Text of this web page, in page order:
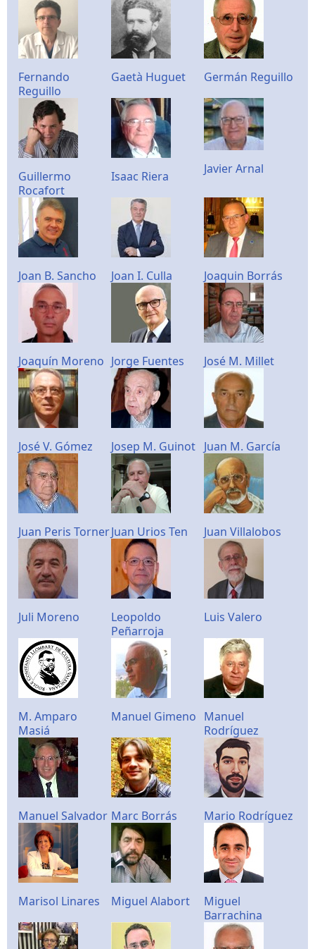
Fernando
Reguillo
Gaetà Huguet Germán Reguillo
Guillermo
Rocafort
Isaac Riera Javier Arnal
Joan B. Sancho Joan I. Culla Joaquin Borrás
Joaquín Moreno Jorge Fuentes José M. Millet
José V. Gómez Josep M. Guinot Juan M. García
Juan Peris TornerJuan Urios Ten Juan Villalobos
Juli Moreno
Leopoldo
Peñarroja
Luis Valero
M. Amparo
Masiá
Manuel Gimeno Manuel
Rodríguez
Manuel Salvador Marc Borrás Mario Rodríguez
Marisol Linares Miguel Alabort
Miguel
Barrachina